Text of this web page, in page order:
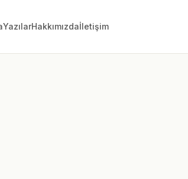
YazılarHakkımızdaİletişim